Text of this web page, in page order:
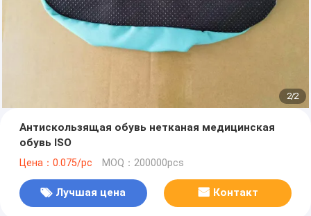
2/2
Антискользящая обувь нетканая медицинская
обувь ISO
Цена：0.075/pc MOQ：200000pcs
Лучшая цена Контакт